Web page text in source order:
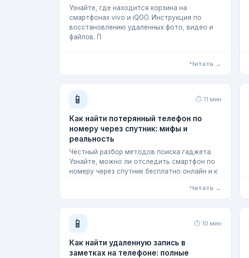
Узнайте, где находится корзина на
смартфонах vivo и iQOO. Инструкция по
восстановлению удаленных фото, видео и
файлов. П
Читать →
📱 ⏱ 11 мин
Как найти потерянный телефон по
номеру через спутник: мифы и
реальность
Честный разбор методов поиска гаджета.
Узнайте, можно ли отследить смартфон по
номеру через спутник бесплатно онлайн и к
Читать →
📱 ⏱ 10 мин
Как найти удаленную запись в
заметках на телефоне: полные